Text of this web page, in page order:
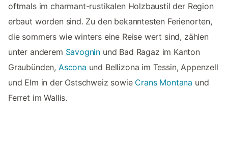
oftmals im charmant-rustikalen Holzbaustil der Region
erbaut worden sind. Zu den bekanntesten Ferienorten,
die sommers wie winters eine Reise wert sind, zählen
unter anderem Savognin und Bad Ragaz im Kanton
Graubünden, Ascona und Bellizona im Tessin, Appenzell
und Elm in der Ostschweiz sowie Crans Montana und
Ferret im Wallis.